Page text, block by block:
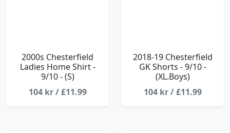
2000s Chesterfield
Ladies Home Shirt -
9/10 - (S)
104 kr / £11.99
2018-19 Chesterfield
GK Shorts - 9/10 -
(XL.Boys)
104 kr / £11.99